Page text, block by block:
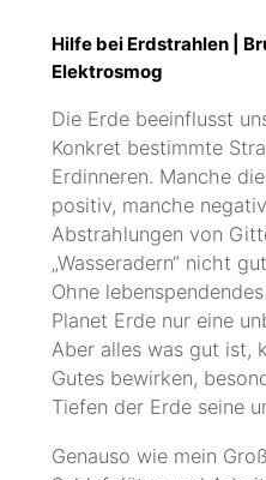
Hilfe bei Erdstrahlen |
Elektrosmog
Die Erde beeinflusst
Konkret bestimmte
Erdinneren. Manche
positiv, manche
Abstrahlungen von
„Wasseradern“ nicht
Ohne
Planet Erde nur eine
Aber alles was gut ist,
Gutes bewirken,
Tiefen der Erde seine
Genauso wie mein